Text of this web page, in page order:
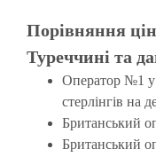
Порівняння
Туреччині та
Оператор №1 у
стерлінгів на
Британський
Британський